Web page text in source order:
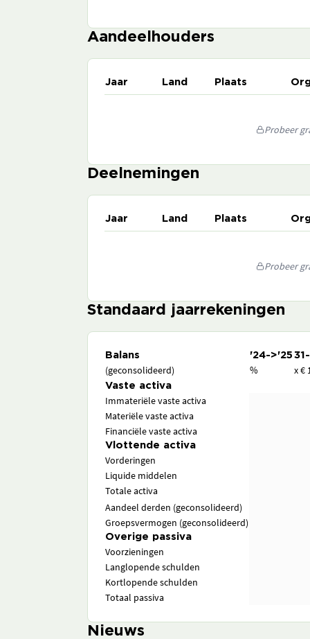
Aandeelhouders
Jaar Land Plaats
Probeer
Deelnemingen
Jaar Land Plaats
Probeer
Standaard jaarrekeningen
Balans '24->'25
(geconsolideerd) % x €
Vaste activa
Immateriële vaste activa
Materiële vaste activa
Financiële vaste activa
Vlottende activa
Vorderingen
Liquide middelen
Totale activa
Aandeel derden (geconsolideerd)
Groepsvermogen (geconsolideerd)
Overige passiva
Voorzieningen
Langlopende schulden
Kortlopende schulden
Totaal passiva
Nieuws